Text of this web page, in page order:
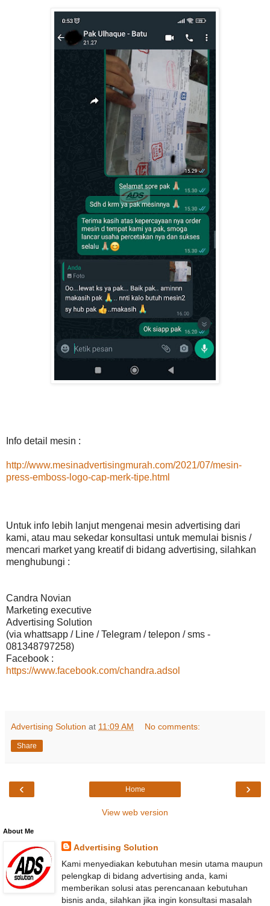
Info detail mesin :
http://www.mesinadvertisingmurah.com/2021/07/mesin-
press-emboss-logo-cap-merk-tipe.html
Untuk info lebih lanjut mengenai mesin advertising dari
kami, atau mau sekedar konsultasi untuk memulai bisnis /
mencari market yang kreatif di bidang advertising, silahkan
menghubungi :
Candra Novian
Marketing executive
Advertising Solution
(via whattsapp / Line / Telegram / telepon / sms -
081348797258)
Facebook :
https://www.facebook.com/chandra.adsol
Advertising Solution at 11:09 AM No comments:
Share
‹ ›
Home
View web version
About Me
Advertising Solution
Kami menyediakan kebutuhan mesin utama maupun
pelengkap di bidang advertising anda, kami
memberikan solusi atas perencanaan kebutuhan
bisnis anda, silahkan jika ingin konsultasi masalah